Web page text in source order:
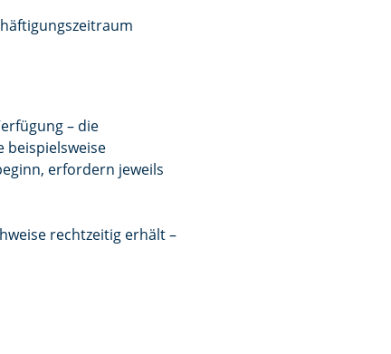
– die
beispielsweise
erfordern jeweils
rechtzeitig erhält –